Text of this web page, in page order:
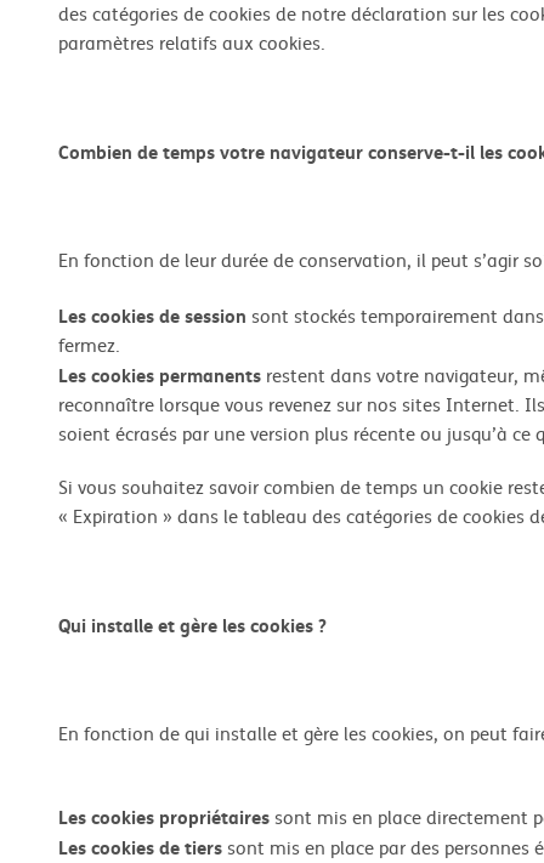
des catégories de cookies de notre déclaration sur les
paramètres relatifs aux cookies.
Combien de temps votre navigateur conserve-t-il les
En fonction de leur durée de conservation, il peut s’agir
Les cookies de session sont stockés temporairement
fermez.
Les cookies permanents restent dans votre navigateur,
reconnaître lorsque vous revenez sur nos sites Internet.
soient écrasés par une version plus récente ou jusqu’à
Si vous souhaitez savoir combien de temps un cookie
« Expiration » dans le tableau des catégories de cookies
Qui installe et gère les cookies ?
En fonction de qui installe et gère les cookies, on peut
Les cookies propriétaires sont mis en place directement
Les cookies de tiers sont mis en place par des